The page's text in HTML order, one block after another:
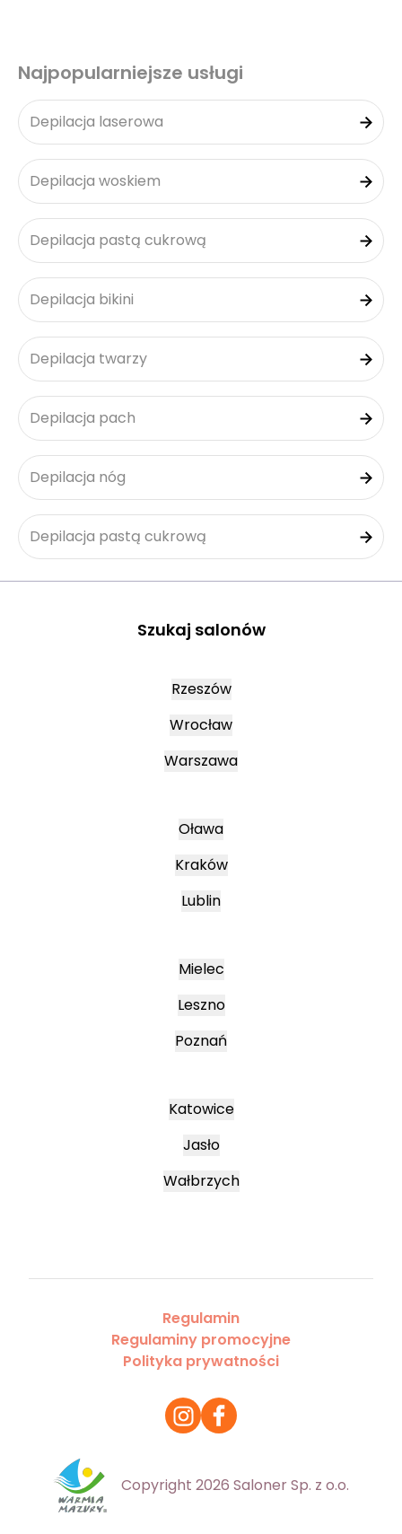
Najpopularniejsze usługi
Depilacja laserowa
Depilacja woskiem
Depilacja pastą cukrową
Depilacja bikini
Depilacja twarzy
Depilacja pach
Depilacja nóg
Depilacja pastą cukrową
Szukaj salonów
Rzeszów
Wrocław
Warszawa
Oława
Kraków
Lublin
Mielec
Leszno
Poznań
Katowice
Jasło
Wałbrzych
Regulamin
Regulaminy promocyjne
Polityka prywatności
Copyright 2026 Saloner Sp. z o.o.